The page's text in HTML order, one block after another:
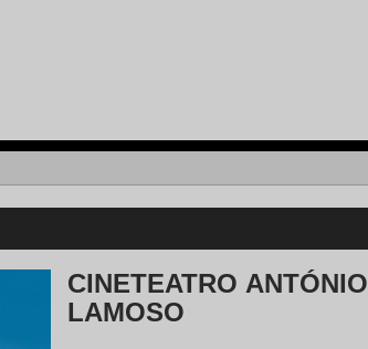
CINETEATRO ANTÓNIO
LAMOSO